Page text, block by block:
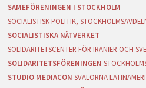
SAMEFÖRENINGEN I STOCKHOLM
SOCIALISTISK POLITIK,
SOCIALISTISKA NÄTVERKET
SOLIDARITETSCENTER FÖR IRANIER OCH
SOLIDARITETSFÖRENINGEN
STUDIO MEDIACON SVALORNA